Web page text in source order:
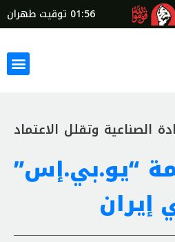
01:56 توقيت طهران
الصناعية وتقلل الاعتماد
“يو.بي.إس”
إيران